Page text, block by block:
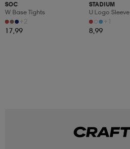
SOC
W Base Tights
+2
17,99
STADIUM
U Logo Sleeve
+1
8,99